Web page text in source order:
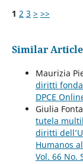
1 2 3 > >>
Similar
Maurizia
diritti
DPCE
Giulia
tutela
diritti
Humanos
Vol. 66 No.